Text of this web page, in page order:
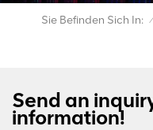
Sie Befinden Sich In: /
Send an
information!